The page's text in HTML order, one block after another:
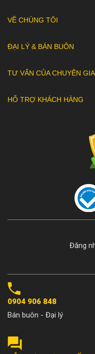
VỀ CHÚNG TÔI
ĐẠI LÝ & BÁN BUÔN
TƯ VẤN CỦA CHUYÊN GIA
HỖ TRỢ KHÁCH HÀNG
Đăng
0904 906 848
Bán buôn - Đại lý